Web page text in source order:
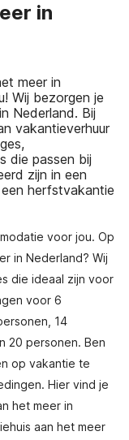
in
meer in
Wij bezorgen je
Nederland. Bij
vakantieverhuur
die passen bij
zijn in een
herfstvakantie
voor jou. Op
in Nederland? Wij
die ideaal zijn voor
voor 6
14
20 personen. Ben
op vakantie te
Hier vind je
het meer in
aan het meer